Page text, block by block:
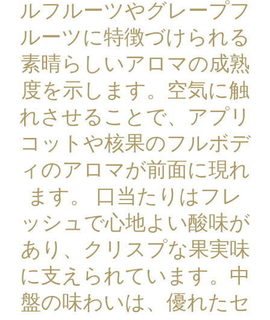
ルフルーツやグレープフ
ルーツに特徴づけられる
素晴らしいアロマの成熟
度を示します。空気に触
れさせることで、アプリ
コットや核果のフルボデ
ィのアロマが前面に現れ
ます。 口当たりはフレ
ッシュで心地よい酸味が
あり、クリスプな果実味
に支えられています。中
盤の味わいは、優れたセ